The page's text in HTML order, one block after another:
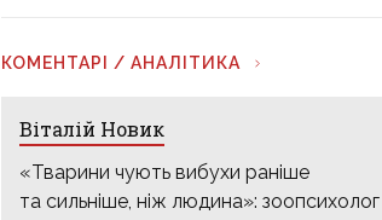
КОМЕНТАРІ / АНАЛІТИКА
Віталій Новик
«Тварини чують вибухи раніше
та сильніше, ніж людина»: зоопсихолог